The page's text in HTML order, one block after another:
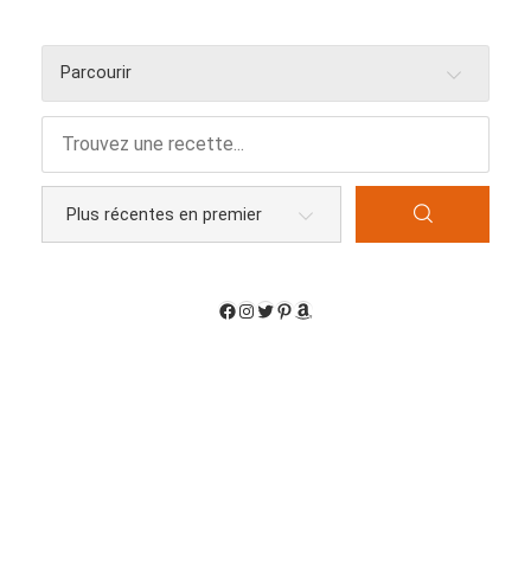
Parcourir